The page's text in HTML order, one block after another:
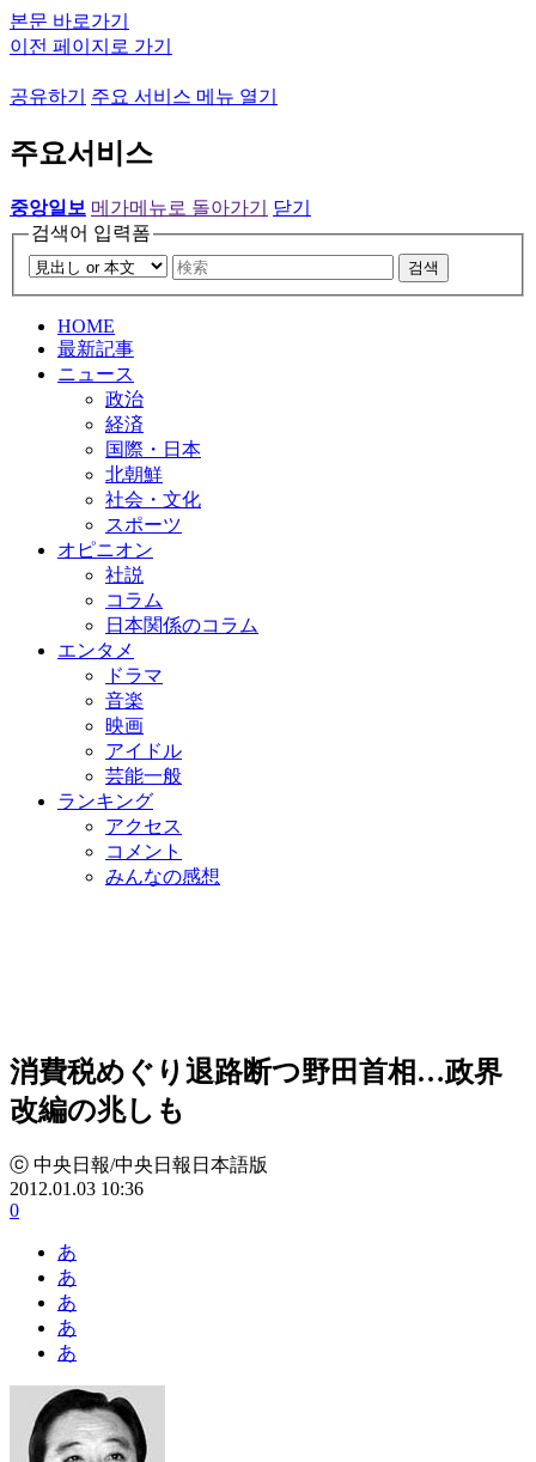
본문 바로가기
이전 페이지로 가기
공유하기 주요 서비스 메뉴 열기
주요서비스
중앙일보 메가메뉴로 돌아가기
닫기
검색어 입력폼
검색
HOME
最新記事
ニュース
政治
経済
国際・日本
北朝鮮
社会・文化
スポーツ
オピニオン
社説
コラム
日本関係のコラム
エンタメ
ドラマ
音楽
映画
アイドル
芸能一般
ランキング
アクセス
コメント
みんなの感想
消費税めぐり退路断つ野田首相…政界
改編の兆しも
ⓒ 中央日報/中央日報日本語版
2012.01.03 10:36
0
あ
あ
あ
あ
あ